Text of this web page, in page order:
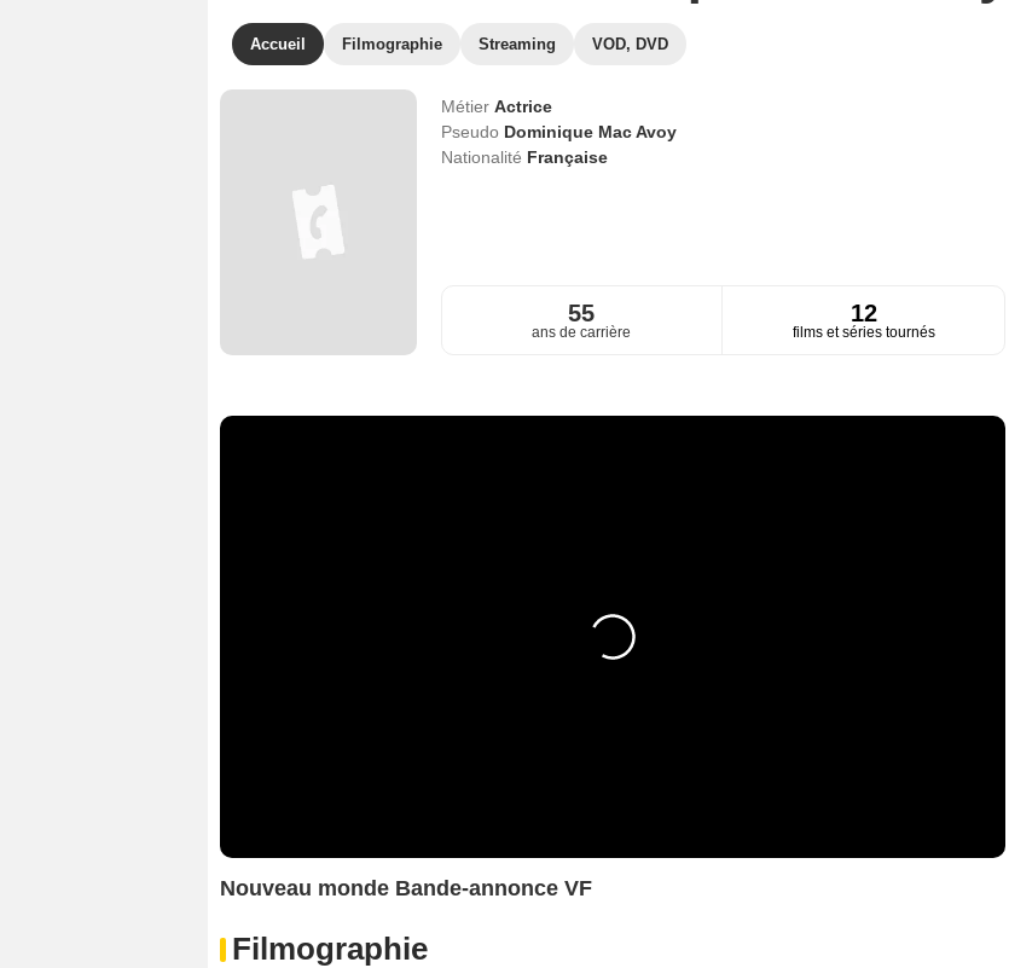
Accueil Filmographie Streaming VOD, DVD
Métier Actrice
Pseudo Dominique Mac Avoy
Nationalité Française
55
ans de carrière
12
films et séries tournés
Nouveau monde Bande-annonce VF
Filmographie